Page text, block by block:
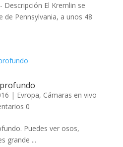
Descripción El Kremlin se
de Pennsylvania, a unos 48
| Evropa, Cámaras en vivo
0
Puedes ver osos,
grande ...